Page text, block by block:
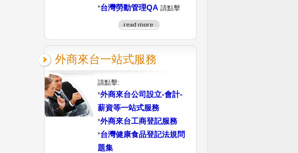
*台灣勞動管理QA請點擊
外商來台一站式服務
請點擊:
*外商來台公司設立-會計-
薪資等一站式服務
*外商來台工商登記服務
*台灣健康食品登記法規問
題集